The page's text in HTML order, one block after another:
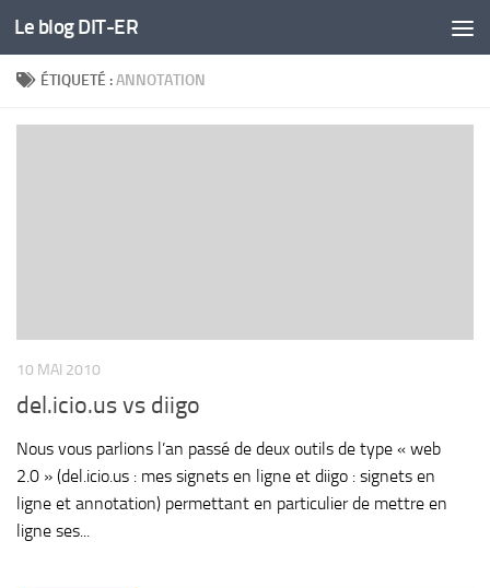
Skip to content
Le blog DIT-ER
ÉTIQUETÉ :ANNOTATION
10 MAI 2010
del.icio.us vs diigo
Nous vous parlions l’an passé de deux outils de type « web
2.0 » (del.icio.us : mes signets en ligne et diigo : signets en
ligne et annotation) permettant en particulier de mettre en
ligne ses...